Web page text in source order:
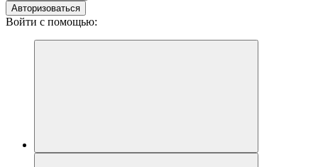
Авторизоваться
Войти с помощью: